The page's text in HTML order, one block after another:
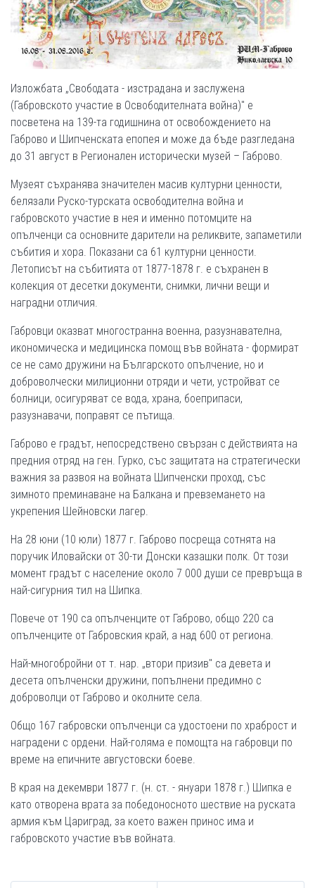
Изложбата „Свободата - изстрадана и заслужена
(Габровското участие в Освободителната война)" е
посветена на 139-та годишнина от освобождението на
Габрово и Шипченската епопея и може да бъде разгледана
до 31 август в Регионален исторически музей – Габрово.
Музеят съхранява значителен масив културни ценности,
белязали Руско-турската освободителна война и
габровското участие в нея и именно потомците на
опълченци са основните дарители на реликвите, запаметили
събития и хора. Показани са 61 културни ценности.
Летописът на събитията от 1877-1878 г. е съхранен в
колекция от десетки документи, снимки, лични вещи и
наградни отличия.
Габровци оказват многостранна военна, разузнавателна,
икономическа и медицинска помощ във войната - формират
се не само дружини на Българското опълчение, но и
доброволчески милиционни отряди и чети, устройват се
болници, осигуряват се вода, храна, боеприпаси,
разузнавачи, поправят се пътища.
Габрово е градът, непосредствено свързан с действията на
предния отряд на ген. Гурко, със защитата на стратегически
важния за развоя на войната Шипченски проход, със
зимното преминаване на Балкана и превземането на
укрепения Шейновски лагер.
На 28 юни (10 юли) 1877 г. Габрово посреща сотнята на
поручик Иловайски от 30-ти Донски казашки полк. От този
момент градът с население около 7 000 души се превръща в
най-сигурния тил на Шипка.
Повече от 190 са опълченците от Габрово, общо 220 са
опълченците от Габровския край, а над 600 от региона.
Най-многобройни от т. нар. „втори призив" са девета и
десета опълченски дружини, попълнени предимно с
доброволци от Габрово и околните села.
Общо 167 габровски опълченци са удостоени по храброст и
наградени с ордени. Най-голяма е помощта на габровци по
време на епичните августовски боеве.
В края на декември 1877 г. (н. ст. - януари 1878 г.) Шипка е
като отворена врата за победоносното шествие на руската
армия към Цариград, за което важен принос има и
габровското участие във войната.